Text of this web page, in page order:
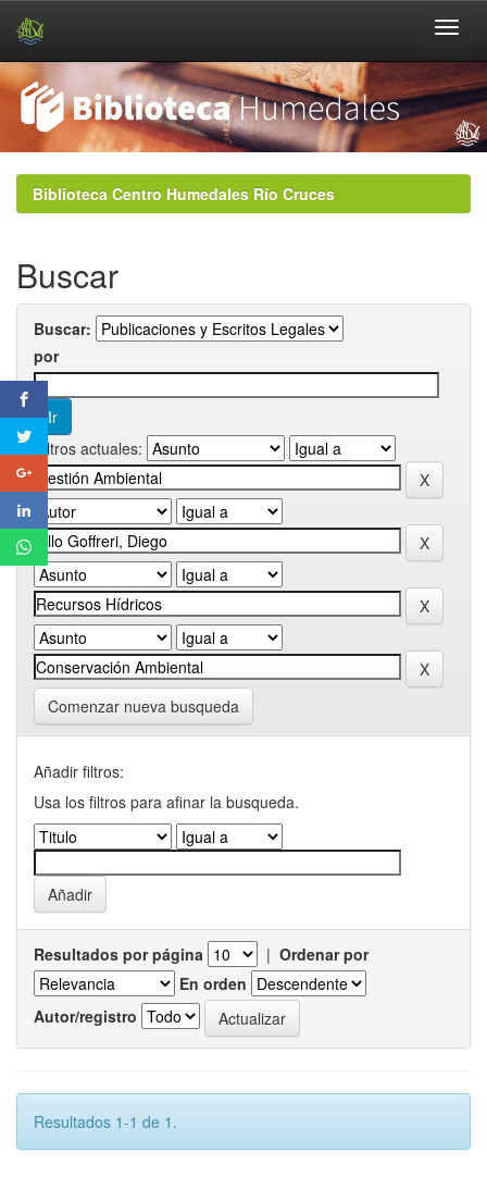
navigationBiblioteca Centro Humedales Río Cruces
Buscar
Buscar:
por
Filtros actuales:
Comenzar nueva busqueda
Añadir filtros:
Usa los filtros para afinar la busqueda.
Resultados por página | Ordenar por
En orden
Autor/registro
Resultados 1-1 de 1.